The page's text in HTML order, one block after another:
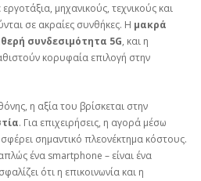
μηχανικούς, τεχνικούς και
σε ακραίες συνθήκες. Η μακρά
συνδεσιμότητα 5G, και η
κορυφαία επιλογή στην
η αξία του βρίσκεται στην
. Για επιχειρήσεις, η αγορά μέσω
σημαντικό πλεονέκτημα κόστους.
ένα smartphone – είναι ένα
ότι η επικοινωνία και η